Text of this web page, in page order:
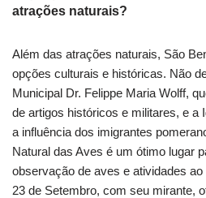
atrações naturais?
Além das atrações naturais, São
opções culturais e históricas. Não
Municipal Dr. Felippe Maria Wolff,
de artigos históricos e militares, e a
a influência dos imigrantes
Natural das Aves é um ótimo lugar
observação de aves e atividades
23 de Setembro, com seu mirante,